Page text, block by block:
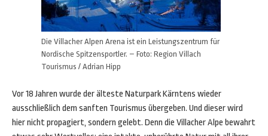
Die Villacher Alpen Arena ist ein Leistungszentrum für
Nordische Spitzensportler. – Foto: Region Villach
Tourismus / Adrian Hipp
Vor 18 Jahren wurde der älteste Naturpark Kärntens wieder
ausschließlich dem sanften Tourismus übergeben. Und dieser wird
hier nicht propagiert, sondern gelebt. Denn die Villacher Alpe bewahrt